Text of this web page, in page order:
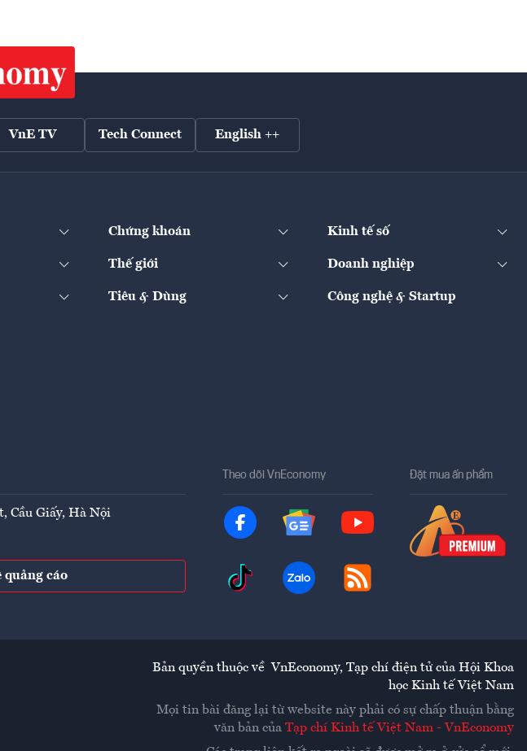
VnE TV Tech Connect English ++
Chứng khoán Kinh tế số
Thế giới Doanh nghiệp
Tiêu & Dùng Công nghệ & Startup
Cầu Giấy, Hà Nội
quảng cáo
Theo dõi VnEconomy Đặt mua ấn phẩm
Bản quyền thuộc về VnEconomy, Tạp chí điện tử của Hội Khoa
học Kinh tế Việt Nam
Mọi tin bài đăng lại từ website này phải có sự chấp thuận bằng
văn bản của Tạp chí Kinh tế Việt Nam - VnEconomy